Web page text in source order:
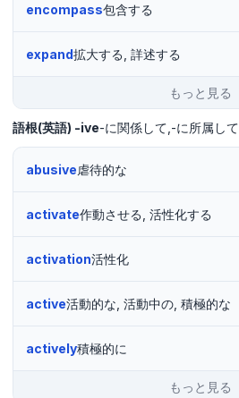
encompass包含する
expand拡大する, 詳述する
もっと見る
語根(英語) -ive-に関係して,-に所属して
abusive虐待的な
activate作動させる, 活性化する
activation活性化
active活動的な, 活動中の, 積極的な
actively積極的に
もっと見る